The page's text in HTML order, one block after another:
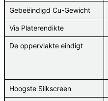
Gebeëindigd Cu-Gewicht
Via Platerendikte
De oppervlakte eindigt
Hoogste Silkscreen